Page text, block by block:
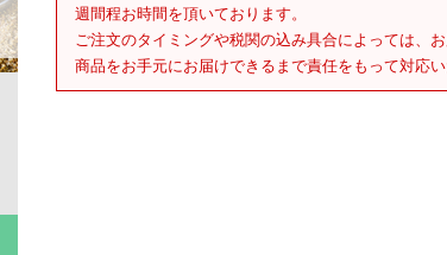
週間程お時間を頂いております。
ご注文のタイミングや税関の込み具合によっては、
商品をお手元にお届けできるまで責任をもって対応